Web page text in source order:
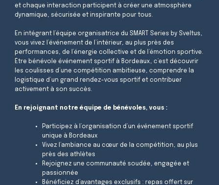
et chaque interaction participent à créer une atmosphère
dynamique, sécurisée et inspirante pour tous.
En intégrant l’équipe organisatrice du SMART Series by Sveltus,
vous vivez l’événement de l’intérieur, au plus près des
performances, de l’énergie collective et de l’émotion sportive.
Être bénévole événement sportif à Bordeaux, c’est découvrir
les coulisses d’une compétition ambitieuse, comprendre la
logistique d’un grand rendez-vous sportif et contribuer
activement à son succès.
En rejoignant notre équipe de bénévoles, vous :
Participez à l’organisation d’un événement sportif
unique à Bordeaux
Vivez l’ambiance au cœur de la compétition, au plus
près des athlètes
Rejoignez une communauté soudée, engagée et
passionnée
Bénéficiez d’avantages exclusifs : repas offert sur